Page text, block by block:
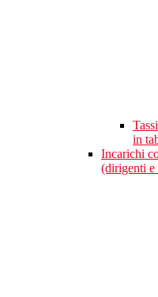
in
Incarichi
(dirigenti